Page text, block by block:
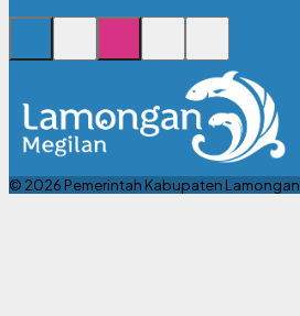
© 2026 Pemerintah Kabupaten Lamongan